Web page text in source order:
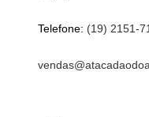
Telefone: (19) 2151-